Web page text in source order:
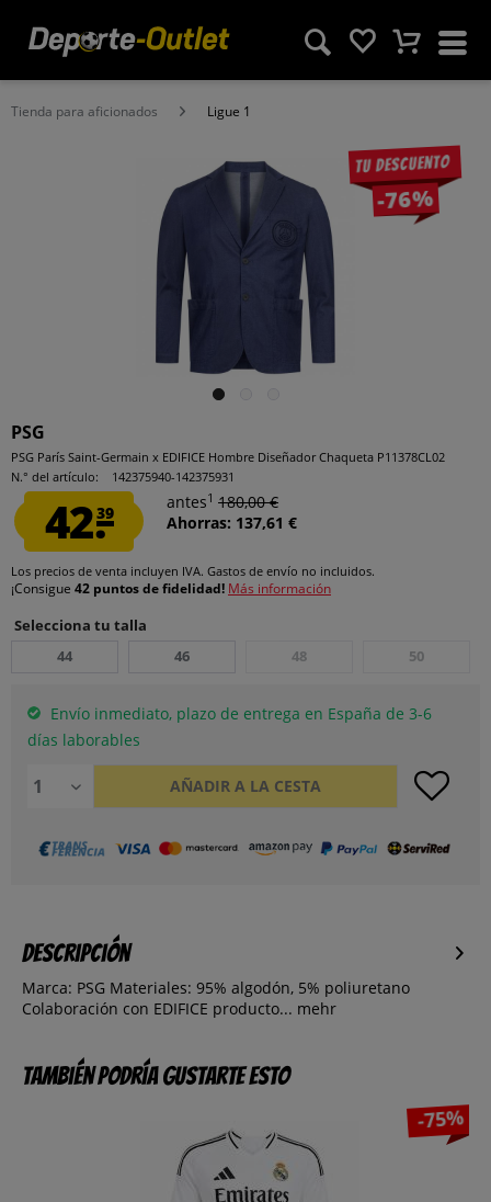
Tienda para aficionados Ligue 1
Tu descuento
-76%
PSG
PSG París Saint-Germain x EDIFICE Hombre Diseñador Chaqueta P11378CL02
N.° del artículo:
142375940-142375931
42.39
antes1 180,00 €
Ahorras: 137,61 €
Los precios de venta incluyen IVA. Gastos de envío no incluidos.
¡Consigue 42 puntos de fidelidad! Más información
Selecciona tu talla
44
46 48 50
Envío inmediato, plazo de entrega en España de 3-6
días laborables
AÑADIR A LA CESTA
Descripción
Marca: PSG Materiales: 95% algodón, 5% poliuretano
Colaboración con EDIFICE producto... mehr
También podría gustarte esto
-75%